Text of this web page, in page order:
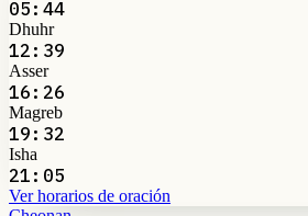
05:44
Dhuhr
12:39
Asser
16:26
Magreb
19:32
Isha
21:05
Ver horarios de oración